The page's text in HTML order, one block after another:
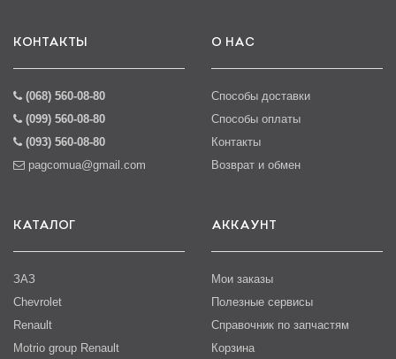
КОНТАКТЫ
(068) 560-08-80
(099) 560-08-80
(093) 560-08-80
pagcomua@gmail.com
О НАС
Способы доставки
Способы оплаты
Контакты
Возврат и обмен
КАТАЛОГ
ЗАЗ
Chevrolet
Renault
Motrio group Renault
АККАУНТ
Мои заказы
Полезные сервисы
Справочник по запчастям
Корзина